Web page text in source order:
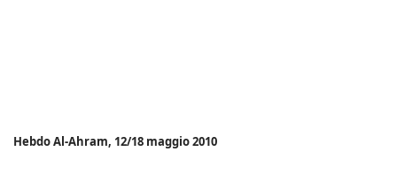
Hebdo Al-Ahram, 12/18 maggio 2010